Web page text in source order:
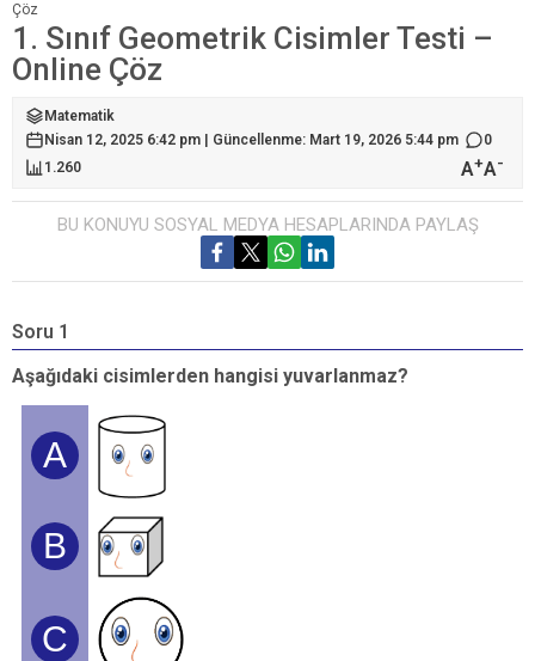
Çöz
1. Sınıf Geometrik Cisimler Testi –
Online Çöz
Matematik
Nisan 12, 2025 6:42 pm | Güncellenme: Mart 19, 2026 5:44 pm
0
1.260
A+A-
BU KONUYU SOSYAL MEDYA HESAPLARINDA PAYLAŞ
Soru 1
Aşağıdaki cisimlerden hangisi yuvarlanmaz?
A
B
C